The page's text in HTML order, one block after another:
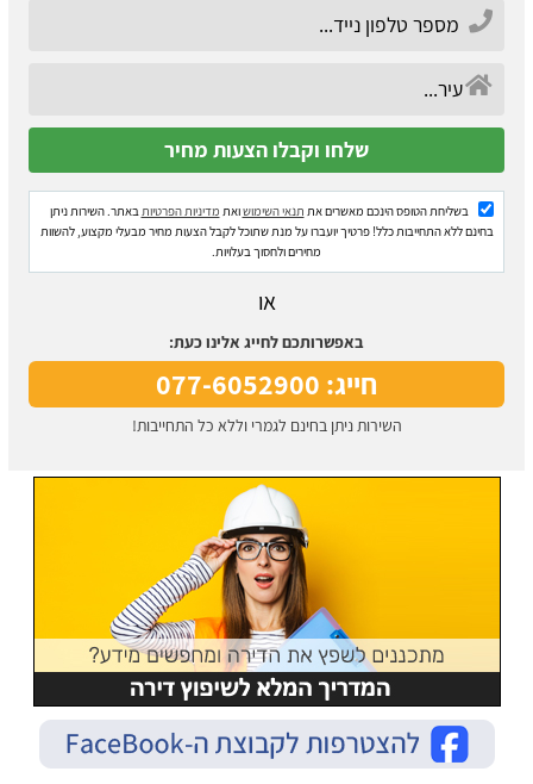
בשליחת הטופס הינכם מאשרים את תנאי השימושואת מדיניות הפרטיותבאתר. השירות ניתן
בחינם ללא התחייבות כלל! פרטיך יועברו על מנת שתוכל לקבל הצעות מחיר מבעלי מקצוע, להשוות
מחירים ולחסוך בעלויות.
או
באפשרותכם לחייג אלינו כעת:
חייג: 077-6052900
השירות ניתן בחינם לגמרי וללא כל התחייבות!